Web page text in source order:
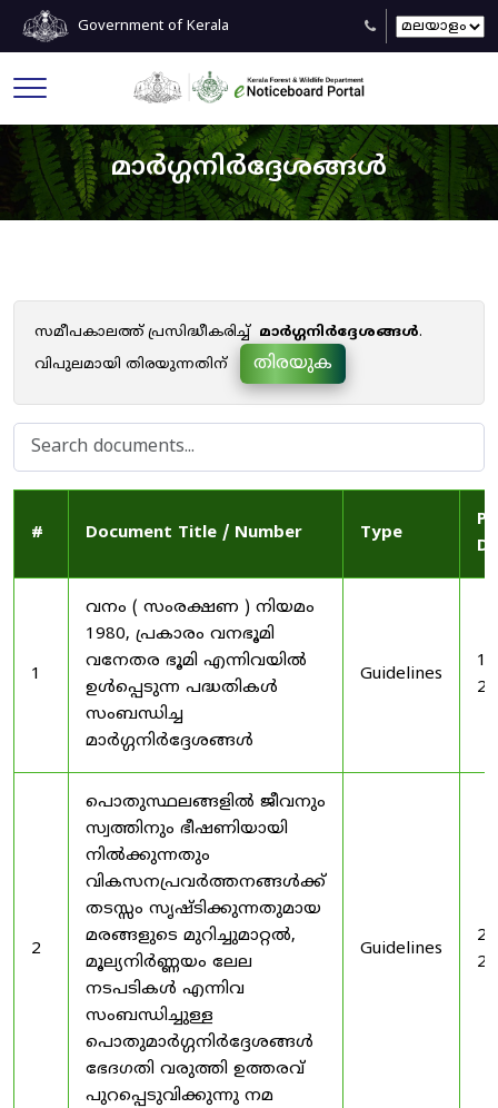
Government of Kerala
മാർഗ്ഗനിർദ്ദേശങ്ങൾ
സമീപകാലത്ത് പ്രസിദ്ധീകരിച്ച് മാർഗ്ഗനിർദ്ദേശങ്ങൾ.
വിപുലമായി തിരയുന്നതിന്
തിരയുക
# Document Title / Number Type
1
വനം ( സംരക്ഷണ ) നിയമം
1980, പ്രകാരം വനഭൂമി
വനേതര ഭൂമി എന്നിവയിൽ
ഉൾപ്പെടുന്ന പദ്ധതികൾ
സംബന്ധിച്ച
മാർഗ്ഗനിർദ്ദേശങ്ങൾ
Guidelines
2
പൊതുസ്ഥലങ്ങളിൽ ജീവനും
സ്വത്തിനും ഭീഷണിയായി
നിൽക്കുന്നതും
വികസനപ്രവർത്തനങ്ങൾക്ക്
തടസ്സം സൃഷ്ടിക്കുന്നതുമായ
മരങ്ങളുടെ മുറിച്ചുമാറ്റൽ,
മൂല്യനിർണ്ണയം ലേല
നടപടികൾ എന്നിവ
സംബന്ധിച്ചുള്ള
പൊതുമാർഗ്ഗനിർദ്ദേശങ്ങൾ
ഭേദഗതി വരുത്തി ഉത്തരവ്
പുറപ്പെടുവിക്കുന്നു നമ
Guidelines